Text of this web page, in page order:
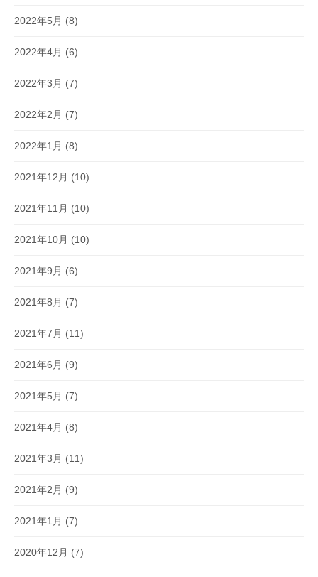
2022年5月 (8)
2022年4月 (6)
2022年3月 (7)
2022年2月 (7)
2022年1月 (8)
2021年12月 (10)
2021年11月 (10)
2021年10月 (10)
2021年9月 (6)
2021年8月 (7)
2021年7月 (11)
2021年6月 (9)
2021年5月 (7)
2021年4月 (8)
2021年3月 (11)
2021年2月 (9)
2021年1月 (7)
2020年12月 (7)